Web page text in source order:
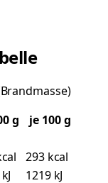
g
je 100 g
293 kcal
1219 kJ